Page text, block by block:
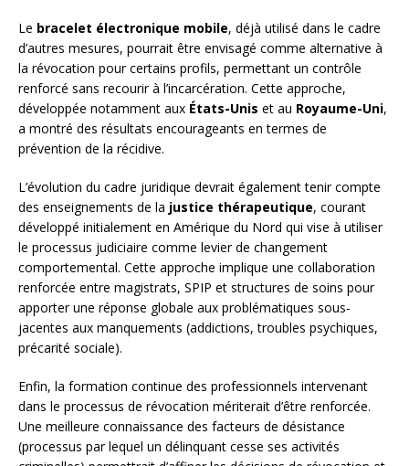
Le bracelet électronique mobile, déjà utilisé dans le cadre
d’autres mesures, pourrait être envisagé comme alternative à
la révocation pour certains profils, permettant un contrôle
renforcé sans recourir à l’incarcération. Cette approche,
développée notamment aux États-Unis et au Royaume-Uni,
a montré des résultats encourageants en termes de
prévention de la récidive.
L’évolution du cadre juridique devrait également tenir compte
des enseignements de la justice thérapeutique, courant
développé initialement en Amérique du Nord qui vise à utiliser
le processus judiciaire comme levier de changement
comportemental. Cette approche implique une collaboration
renforcée entre magistrats, SPIP et structures de soins pour
apporter une réponse globale aux problématiques sous-
jacentes aux manquements (addictions, troubles psychiques,
précarité sociale).
Enfin, la formation continue des professionnels intervenant
dans le processus de révocation mériterait d’être renforcée.
Une meilleure connaissance des facteurs de désistance
(processus par lequel un délinquant cesse ses activités